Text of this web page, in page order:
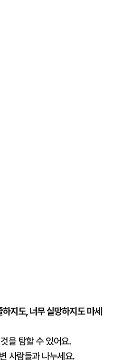
지도, 너무 실망하지도 마세
을 탐할 수 있어요.
사람들과 나누세요.